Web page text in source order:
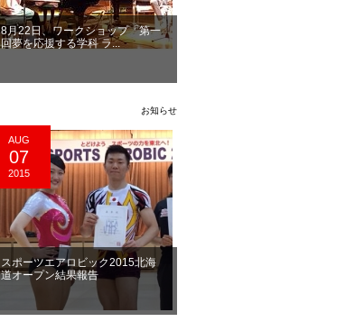
8月22日、ワークショップ「第一
回夢を応援する学科 ラ...
お知らせ
AUG
07
2015
スポーツエアロビック2015北海
道オープン結果報告